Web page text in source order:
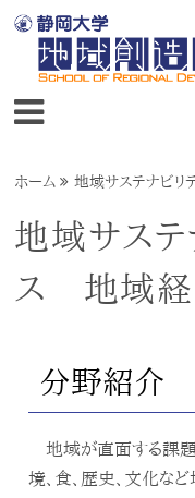
ホーム 地域サステナビ
地域サステ
ス 地域経
分野紹介
地域が直面する課題
境、食、歴史、文化な